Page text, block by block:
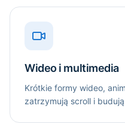
Wideo i multimedia
Krótkie formy wideo,
zatrzymują scroll i